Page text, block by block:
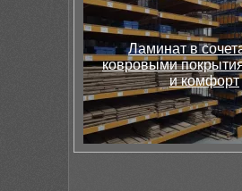
Ламинат в
ковровыми
и комфорт